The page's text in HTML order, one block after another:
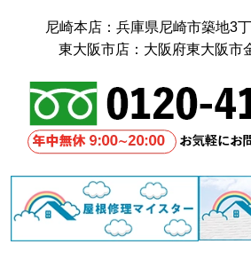
尼崎本店：兵庫県尼崎市築地3
東大阪市店：大阪府東大阪市